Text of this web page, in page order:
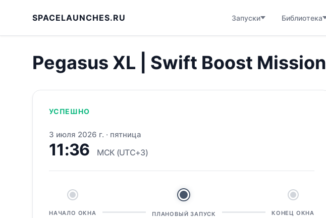
SPACELAUNCHES.RU Запуски Библиотека
Pegasus XL | Swift Boost Mission
УСПЕШНО
3 июля 2026 г. · пятница
11:36 МСК (UTC+3)
НАЧАЛО ОКНА ПЛАНОВЫЙ ЗАПУСК КОНЕЦ ОКНА